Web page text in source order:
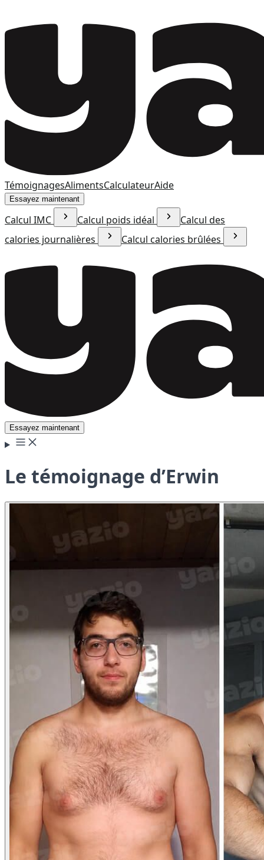
TémoignagesAlimentsCalculateurAide
Essayez maintenant
Calcul IMC Calcul poids idéal
Calcul des
calories journalières
Calcul calories brûlées
Essayez maintenant
Le témoignage d’Erwin